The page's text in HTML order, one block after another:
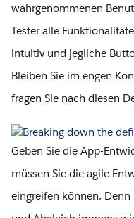
wahrgenommenen
Tester alle
intuitiv und jegliche
Bleiben Sie im engen
fragen Sie nach diesen
Geben Sie die App-
müssen Sie die agile
eingreifen können.